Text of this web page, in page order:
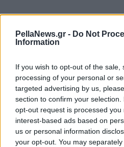
PellaNews.gr - Do Not
Information
If you wish to opt-out of the
processing of your personal or
targeted advertising by us,
section to confirm your
opt-out request is processed you
interest-based ads based on
us or personal information
your opt-out. You may